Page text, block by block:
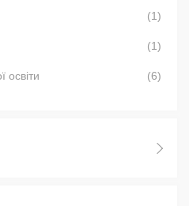
(1)
(1)
освіти (6)